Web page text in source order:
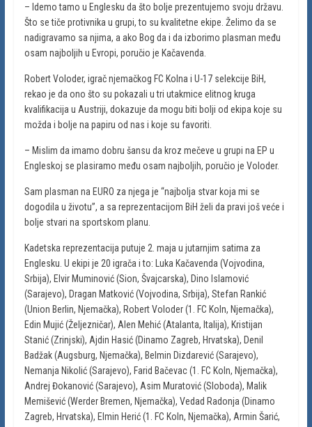
– Idemo tamo u Englesku da što bolje prezentujemo svoju državu.
Što se tiče protivnika u grupi, to su kvalitetne ekipe. Želimo da se
nadigravamo sa njima, a ako Bog da i da izborimo plasman među
osam najboljih u Evropi, poručio je Kačavenda.
Robert Voloder, igrač njemačkog FC Kolna i U-17 selekcije BiH,
rekao je da ono što su pokazali u tri utakmice elitnog kruga
kvalifikacija u Austriji, dokazuje da mogu biti bolji od ekipa koje su
možda i bolje na papiru od nas i koje su favoriti.
– Mislim da imamo dobru šansu da kroz mečeve u grupi na EP u
Engleskoj se plasiramo među osam najboljih, poručio je Voloder.
Sam plasman na EURO za njega je “najbolja stvar koja mi se
dogodila u životu”, a sa reprezentacijom BiH želi da pravi još veće i
bolje stvari na sportskom planu.
Kadetska reprezentacija putuje 2. maja u jutarnjim satima za
Englesku. U ekipi je 20 igrača i to: Luka Kačavenda (Vojvodina,
Srbija), Elvir Muminović (Sion, Švajcarska), Dino Islamović
(Sarajevo), Dragan Matković (Vojvodina, Srbija), Stefan Rankić
(Union Berlin, Njemačka), Robert Voloder (1. FC Koln, Njemačka),
Edin Mujić (Željezničar), Alen Mehić (Atalanta, Italija), Kristijan
Stanić (Zrinjski), Ajdin Hasić (Dinamo Zagreb, Hrvatska), Denil
Badžak (Augsburg, Njemačka), Belmin Dizdarević (Sarajevo),
Nemanja Nikolić (Sarajevo), Farid Bačevac (1. FC Koln, Njemačka),
Andrej Đokanović (Sarajevo), Asim Muratović (Sloboda), Malik
Memišević (Werder Bremen, Njemačka), Vedad Radonja (Dinamo
Zagreb, Hrvatska), Elmin Herić (1. FC Koln, Njemačka), Armin Šarić,